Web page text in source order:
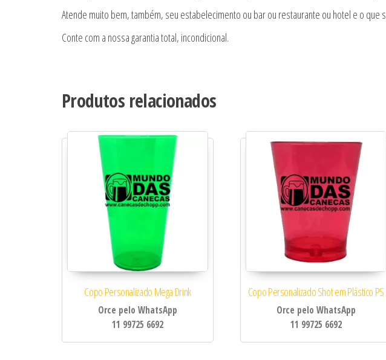
Atende muito bem, também, seu estabelecimento ou bar ou restaurante ou hotel e o que
Conte com a nossa garantia total, incondicional.
Produtos relacionados
Copo Personalizado Mega Drink
Orce pelo WhatsApp
11 99725 6692
Copo Personalizado Shot em Plástico PS
Orce pelo WhatsApp
11 99725 6692